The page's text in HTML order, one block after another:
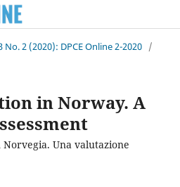
No. 2 (2020): DPCE Online 2-2020 /
in Norway. A
Una valutazione